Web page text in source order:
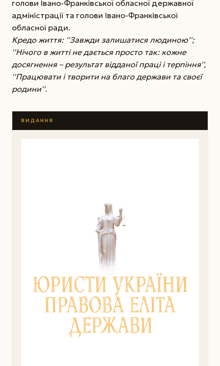
голови Івано-Франківської обласної державної
адміністрації та голови Івано-Франківської
обласної ради.
Кредо життя: ''Завжди залишатися людиною'';
''Нічого в житті не дається просто так: кожне
досягнення – результат відданої праці і терпіння'',
''Працювати і творити на благо держави та своєї
родини''.
ВИДАННЯ